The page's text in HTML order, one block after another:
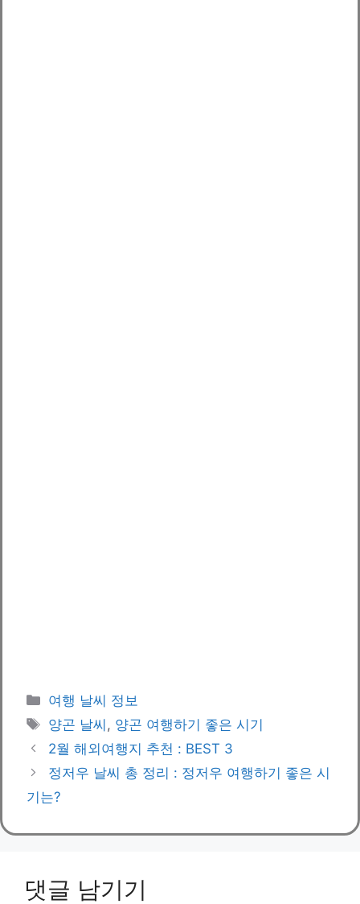
카
테
고
리
여행 날씨 정보
태
그
양곤 날씨 , 양곤 여행하기 좋은 시기
2월 해외여행지 추천 : BEST 3
정저우 날씨 총 정리 : 정저우 여행하기 좋은 시
기는?
댓글 남기기